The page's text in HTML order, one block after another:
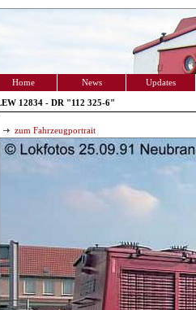
Home News Updates
12834 - DR "112 325-6"
zum Fahrzeugportrait